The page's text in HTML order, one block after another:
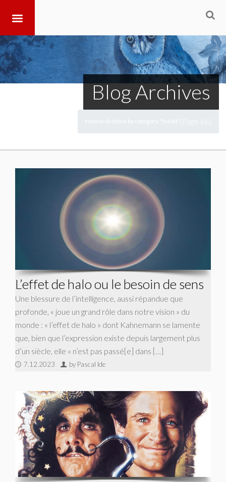
Blog Archives
L’effet de halo ou le besoin de sens
Une blessure de l’intelligence, aussi répandue que
profonde, « joue un grand rôle dans notre vision » du
monde : « l’effet de halo » dont Kahnemann se lamente
que, bien que l’expression existe depuis largement plus
d’un siècle, elle « n’est pas passé[e] dans […]
7.12.2023 by Pascal Ide